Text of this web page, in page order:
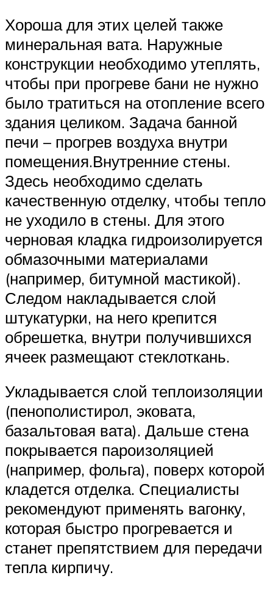
Хороша для этих целей также
минеральная вата. Наружные
конструкции необходимо утеплять,
чтобы при прогреве бани не нужно
было тратиться на отопление всего
здания целиком. Задача банной
печи – прогрев воздуха внутри
помещения.Внутренние стены.
Здесь необходимо сделать
качественную отделку, чтобы тепло
не уходило в стены. Для этого
черновая кладка гидроизолируется
обмазочными материалами
(например, битумной мастикой).
Следом накладывается слой
штукатурки, на него крепится
обрешетка, внутри получившихся
ячеек размещают стеклоткань.
Укладывается слой теплоизоляции
(пенополистирол, эковата,
базальтовая вата). Дальше стена
покрывается пароизоляцией
(например, фольга), поверх которой
кладется отделка. Специалисты
рекомендуют применять вагонку,
которая быстро прогревается и
станет препятствием для передачи
тепла кирпичу.